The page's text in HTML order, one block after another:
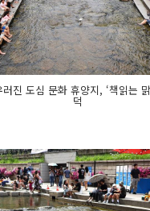
진 도심 문화 휴양지, ‘책읽는
덕